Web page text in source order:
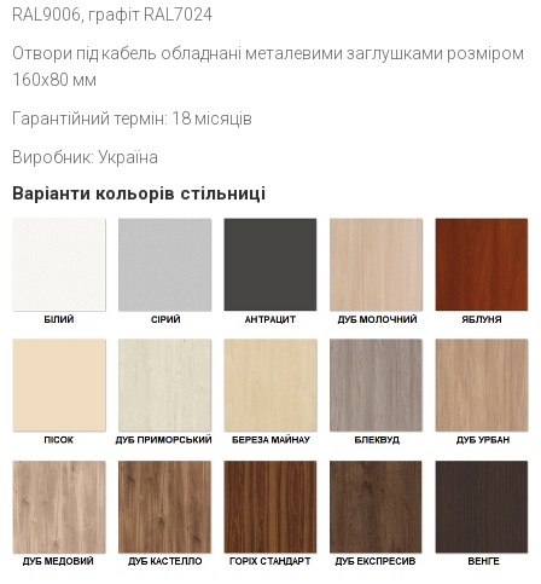
RAL9006, графіт RAL7024
Отвори під кабель обладнані металевими заглушками розміром
160х80 мм
Гарантійний термін: 18 місяців
Виробник: Україна
Варіанти кольорів стільниці